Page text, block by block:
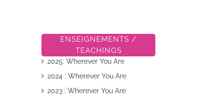
ENSEIGNEMENTS /
TEACHINGS
2025: Wherever You Are
2024 : Wherever You Are
2023 : Wherever You Are